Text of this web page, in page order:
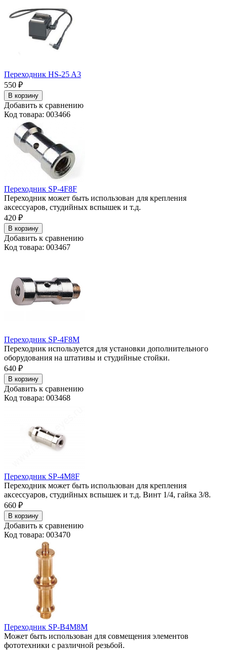
Переходник HS-25 A3
550 ₽
В корзину
Добавить к сравнению
Код товара: 003466
Переходник SP-4F8F
Переходник может быть использован для крепления
аксессуаров, студийных вспышек и т.д.
420 ₽
В корзину
Добавить к сравнению
Код товара: 003467
Переходник SP-4F8M
Переходник используется для установки дополнительного
оборудования на штативы и студийные стойки.
640 ₽
В корзину
Добавить к сравнению
Код товара: 003468
Переходник SP-4M8F
Переходник может быть использован для крепления
аксессуаров, студийных вспышек и т.д. Винт 1/4, гайка 3/8.
660 ₽
В корзину
Добавить к сравнению
Код товара: 003470
Переходник SP-B4M8M
Может быть использован для совмещения элементов
фототехники с различной резьбой.